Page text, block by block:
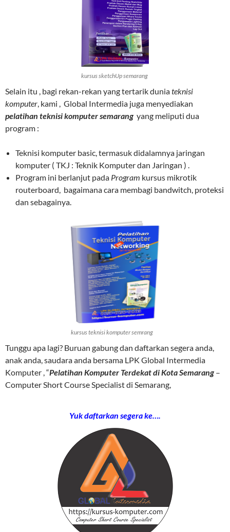
kursus sketchUp semarang
Selain itu , bagi rekan-rekan yang tertarik duniateknisi
komputer, kami , Global Intermedia juga menyediakan
pelatihan teknisi komputer semarang yang meliputi dua
program :
Teknisi komputer basic, termasuk didalamnya jaringan
komputer ( TKJ : Teknik Komputer dan Jaringan ) .
Program ini berlanjut pada Program kursus mikrotik
routerboard, bagaimana cara membagi bandwitch, proteksi
dan sebagainya.
kursus teknisi komputer semrang
Tunggu apa lagi? Buruan gabung dan daftarkan segera anda,
anak anda, saudara anda bersama LPK Global Intermedia
Komputer , “Pelatihan Komputer Terdekat di Kota Semarang –
Computer Short Course Specialist di Semarang,
Yuk daftarkan segera ke….